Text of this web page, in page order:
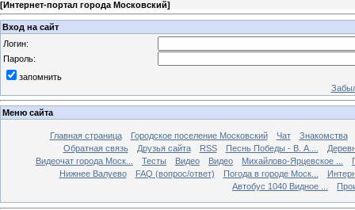
[Интернет-портал города Московский]
Вход на сайт
Логин:
Пароль:
запомнить
Меню сайта
Главная страница Городское поселение Московский Чат
Знакомства
Обратная связь
Друзья сайта RSS Песнь Победы - В. А....
Видеочат города Моск...
Тесты Видео Видео Михайлово-Ярцевское ...
Нижнее Валуево
FAQ (вопрос/ответ) Погода в городе Моск...
Автобус 1040 Видное ...